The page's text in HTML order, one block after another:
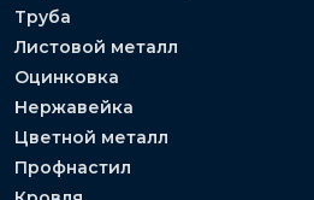
Труба
Листовой металл
Оцинковка
Нержавейка
Цветной металл
Профнастил